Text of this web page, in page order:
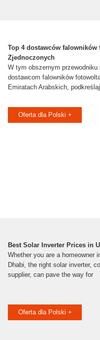
Top 4 dostawców
Zjednoczonych
W tym obszernym
dostawcom falowników
Emiratach Arabskich,
Oferta dla Polski +
Best Solar Inverter Prices in
Whether you are a homeowner
Dhabi, the right solar inverter,
supplier, can pave the way for
Oferta dla Polski +